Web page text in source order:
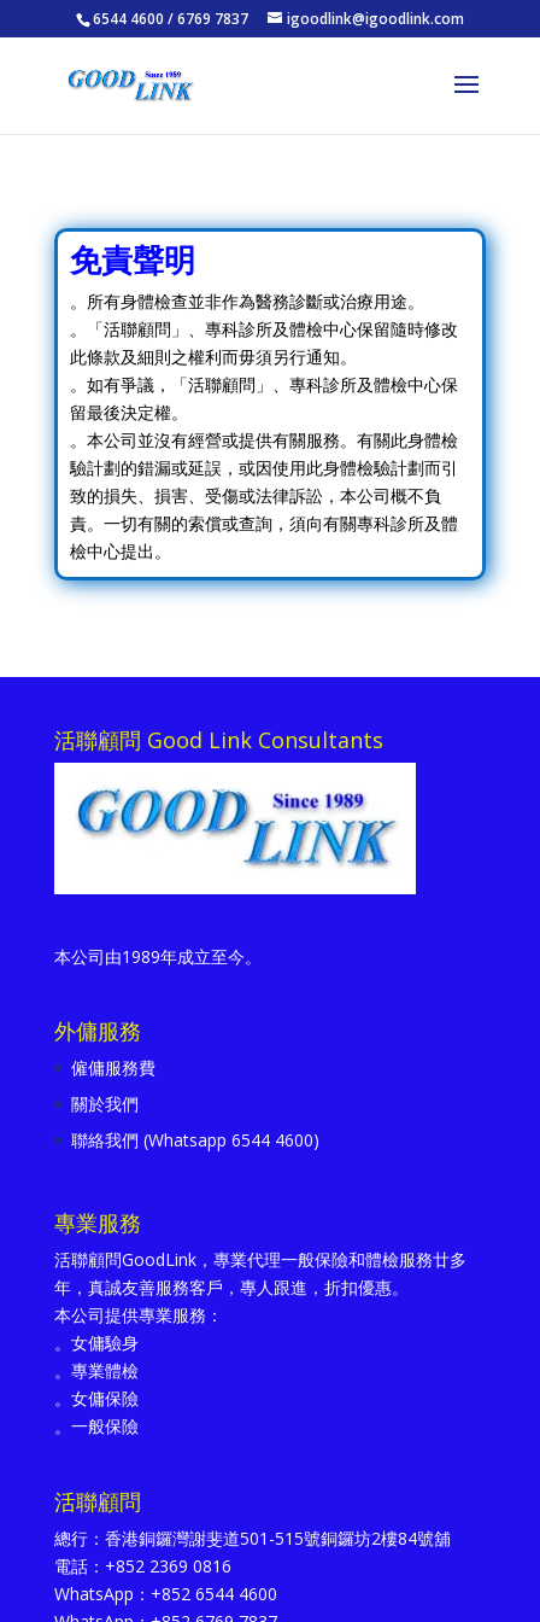
6544 4600 / 6769 7837 igoodlink@igoodlink.com
免責聲明
。所有身體檢查並非作為醫務診斷或治療用途。
。「活聯顧問」、專科診所及體檢中心保留隨時修改
此條款及細則之權利而毋須另行通知。
。如有爭議，「活聯顧問」、專科診所及體檢中心保
留最後決定權。
。本公司並沒有經營或提供有關服務。有關此身體檢
驗計劃的錯漏或延誤，或因使用此身體檢驗計劃而引
致的損失、損害、受傷或法律訴訟，本公司概不負
責。一切有關的索償或查詢，須向有關專科診所及體
檢中心提出。
活聯顧問 Good Link Consultants
本公司由1989年成立至今。
外傭服務
僱傭服務費
關於我們
聯絡我們 (Whatsapp 6544 4600)
專業服務
活聯顧問GoodLink，專業代理一般保險和體檢服務廿多
年，真誠友善服務客戶，專人跟進，折扣優惠。
本公司提供專業服務：
。女傭驗身
。專業體檢
。女傭保險
。一般保險
活聯顧問
總行：香港銅鑼灣謝斐道501-515號銅鑼坊2樓84號舖
電話：+852 2369 0816
WhatsApp：+852 6544 4600